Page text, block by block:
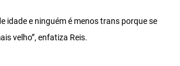
idade e ninguém é menos trans porque se
velho”, enfatiza Reis.